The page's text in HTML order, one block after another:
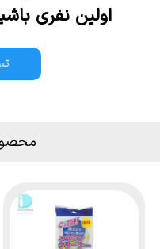
اولین نفری